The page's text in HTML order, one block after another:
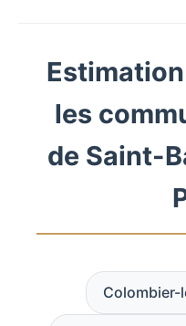
les
de Saint-
Colombier-